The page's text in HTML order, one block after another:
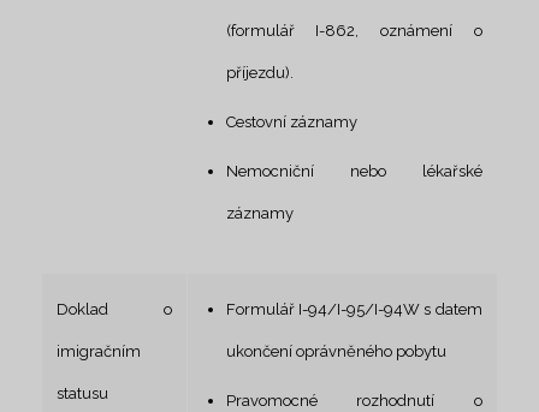
(formulář I-862, oznámení o
příjezdu).
Cestovní záznamy
Nemocniční nebo lékařské
záznamy
Doklad o
imigračním
statusu
Formulář I-94/I-95/I-94W s datem
ukončení oprávněného pobytu
Pravomocné rozhodnutí o